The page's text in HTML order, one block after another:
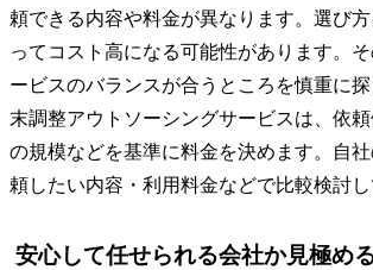
頼できる内容や料金が異なります。選び
ってコスト高になる可能性があります。
ービスのバランスが合うところを慎重に
末調整アウトソーシングサービスは、依
の規模などを基準に料金を決めます。自
頼したい内容・利用料金などで比較検討し
安心して任せられる会社か見極め